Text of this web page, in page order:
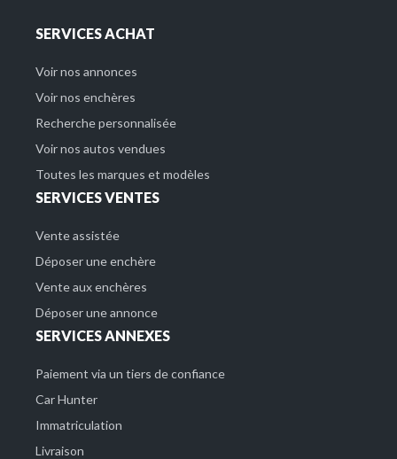
SERVICES ACHAT
Voir nos annonces
Voir nos enchères
Recherche personnalisée
Voir nos autos vendues
Toutes les marques et modèles
SERVICES VENTES
Vente assistée
Déposer une enchère
Vente aux enchères
Déposer une annonce
SERVICES ANNEXES
Paiement via un tiers de confiance
Car Hunter
Immatriculation
Livraison